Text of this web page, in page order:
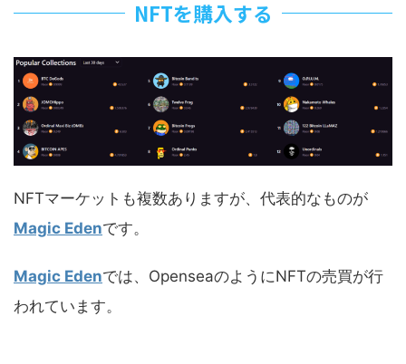
NFTを購入する
NFTマーケットも複数ありますが、代表的なものが
Magic Edenです。
Magic Edenでは、OpenseaのようにNFTの売買が行
われています。